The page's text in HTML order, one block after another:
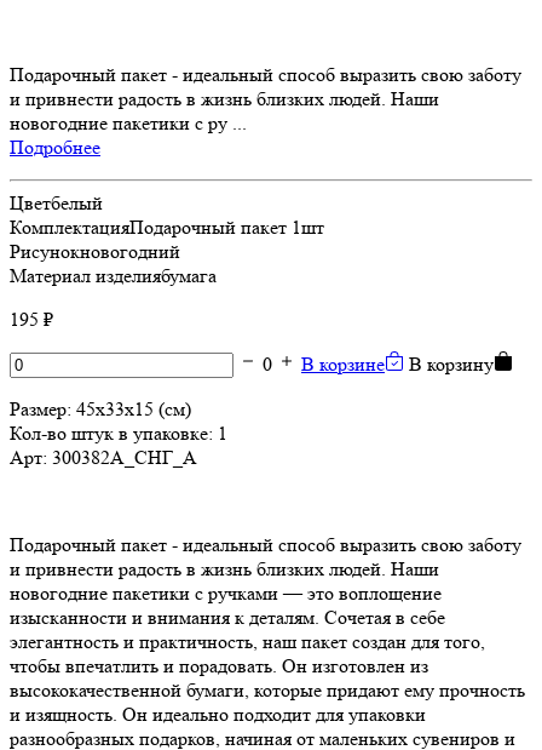
Подарочный пакет - идеальный способ выразить свою заботу
и привнести радость в жизнь близких людей. Наши
новогодние пакетики с ру ...
Подробнее
Цветбелый
КомплектацияПодарочный пакет 1шт
Рисунокновогодний
Материал изделиябумага
195 ₽
0
В корзине
В корзину
Размер: 45х33х15 (см)
Кол-во штук в упаковке: 1
Арт: 300382А_СНГ_А
Подарочный пакет - идеальный способ выразить свою заботу
и привнести радость в жизнь близких людей. Наши
новогодние пакетики с ручками — это воплощение
изысканности и внимания к деталям. Сочетая в себе
элегантность и практичность, наш пакет создан для того,
чтобы впечатлить и порадовать. Он изготовлен из
высококачественной бумаги, которые придают ему прочность
и изящность. Он идеально подходит для упаковки
разнообразных подарков, начиная от маленьких сувениров и